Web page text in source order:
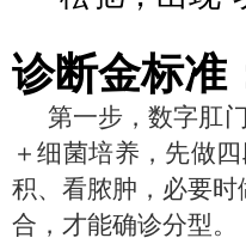
诊断金标准
第一步，数字肛
＋细菌培养，先做
积、看脓肿，必要
合，才能确诊分型。